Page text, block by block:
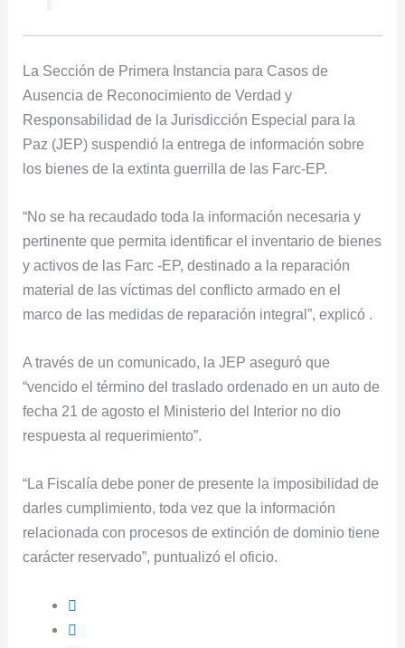
La Sección de Primera Instancia para Casos de
Ausencia de Reconocimiento de Verdad y
Responsabilidad de la Jurisdicción Especial para la
Paz (JEP) suspendió la entrega de información sobre
los bienes de la extinta guerrilla de las Farc-EP.
“No se ha recaudado toda la información necesaria y
pertinente que permita identificar el inventario de bienes
y activos de las Farc -EP, destinado a la reparación
material de las víctimas del conflicto armado en el
marco de las medidas de reparación integral”, explicó .
A través de un comunicado, la JEP aseguró que
“vencido el término del traslado ordenado en un auto de
fecha 21 de agosto el Ministerio del Interior no dio
respuesta al requerimiento”.
“La Fiscalía debe poner de presente la imposibilidad de
darles cumplimiento, toda vez que la información
relacionada con procesos de extinción de dominio tiene
carácter reservado”, puntualizó el oficio.